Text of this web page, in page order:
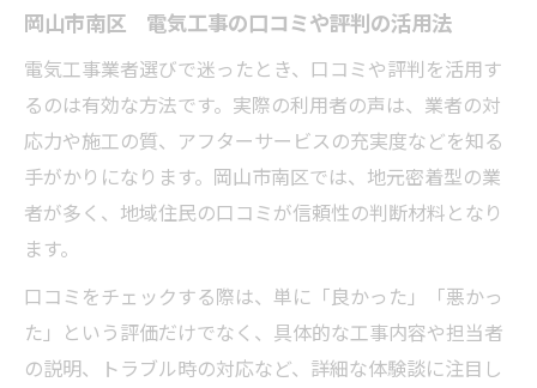
岡山市南区 電気工事の口コミや評判の活用法
電気工事業者選びで迷ったとき、口コミや評判を活用す
るのは有効な方法です。実際の利用者の声は、業者の対
応力や施工の質、アフターサービスの充実度などを知る
手がかりになります。岡山市南区では、地元密着型の業
者が多く、地域住民の口コミが信頼性の判断材料となり
ます。
口コミをチェックする際は、単に「良かった」「悪かっ
た」という評価だけでなく、具体的な工事内容や担当者
の説明、トラブル時の対応など、詳細な体験談に注目し